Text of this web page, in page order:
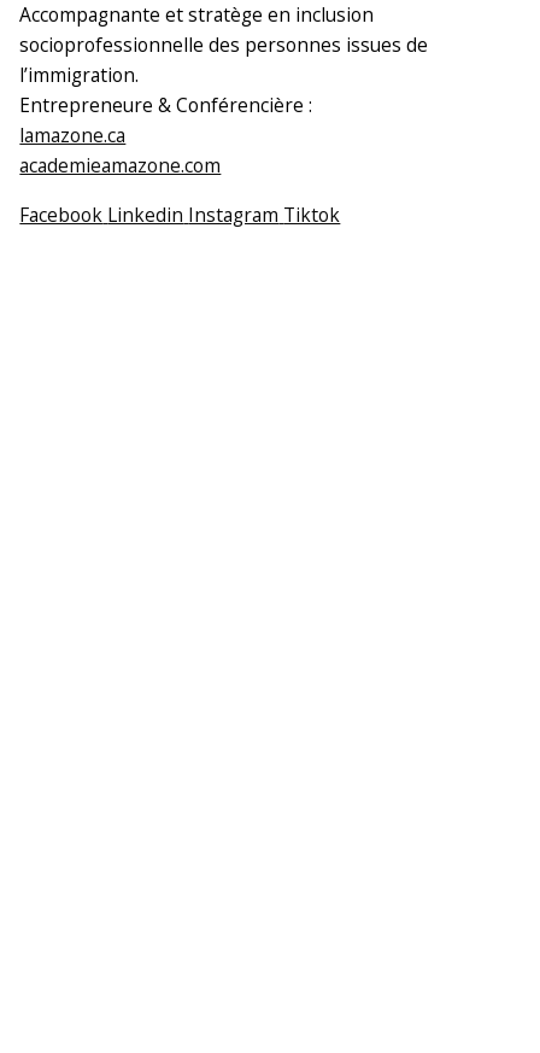
Accompagnante et stratège en inclusion
socioprofessionnelle des personnes issues de
l’immigration.
Entrepreneure & Conférencière :
lamazone.ca
academieamazone.com
Facebook Linkedin Instagram Tiktok